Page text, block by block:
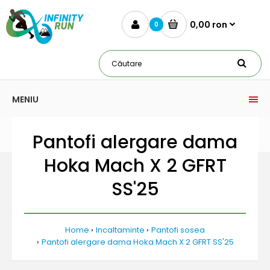
0 0,00 ron
MENIU
Pantofi alergare dama
Hoka Mach X 2 GFRT
SS'25
Home Incaltaminte
Pantofi sosea
Pantofi alergare dama Hoka Mach X 2 GFRT SS'25